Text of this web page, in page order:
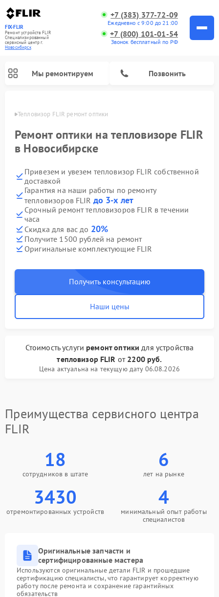
FIX-FLIR
Ремонт устройств FLIR
Специализированный
cервисный центр г.
Новосибирск
+7 (383) 377-72-09
Ежедневно с 9:00 до 21:00
+7 (800) 101-01-54
Звонок бесплатный по РФ
Мы ремонтируем Позвонить
Тепловизор FLIR ремонт оптики
Ремонт оптики на тепловизоре FLIR
в Новосибирске
Привезем и увезем тепловизор FLIR собственной
доставкой
Гарантия на наши работы по ремонту
тепловизоров FLIR до 3-х лет
Срочный ремонт тепловизоров FLIR в течении
часа
Скидка для вас до 20%
Получите 1500 рублей на ремонт
Оригинальные комплектующие FLIR
Получить консультацию
Наши цены
Стоимость услуги ремонт оптики для устройства
тепловизор FLIR от 2200 руб.
Цена актуальна на текущую дату 06.08.2026
Преимущества сервисного центра
FLIR
18
сотрудников в штате
6
лет на рынке
3430
отремонтированных устройств
4
минимальный опыт работы
специалистов
Оригинальные запчасти и
сертифицированные мастера
Используются оригинальные детали FLIR и прошедшие
сертификацию специалисты, что гарантирует корректную
работу после ремонта и сохранение гарантийных
обязательств